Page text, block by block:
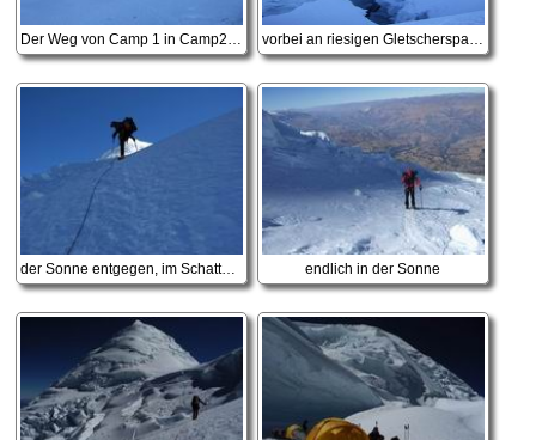
der Sonne entgegen, im Schatten war es noch sehr frisch endlich in der Sonne